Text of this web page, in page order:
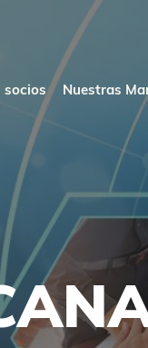
socios Nuestras